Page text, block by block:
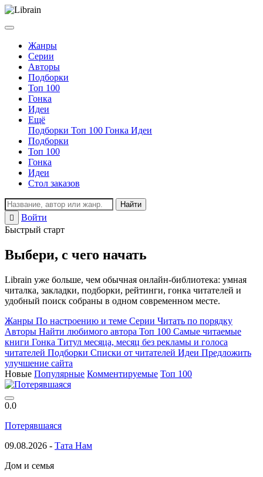
Жанры
Серии
Авторы
Подборки
Топ 100
Гонка
Идеи
Ещё
Подборки Топ 100 Гонка Идеи
Подборки
Топ 100
Гонка
Идеи
Стол заказов
Найти
Войти
Быстрый старт
Выбери, с чего начать
Librain уже больше, чем обычная онлайн-библиотека: умная
читалка, закладки, подборки, рейтинги, гонка читателей и
удобный поиск собраны в одном современном месте.
Жанры По настроению и теме Серии Читать по порядку
Авторы Найти любимого автора Топ 100 Самые читаемые
книги Гонка Титул месяца, месяц без рекламы и голоса
читателей Подборки Списки от читателей Идеи Предложить
улучшение сайта
Новые Популярные Комментируемые Топ 100
0.0
Потерявшаяся
09.08.2026 - Тата Нам
Дом и семья